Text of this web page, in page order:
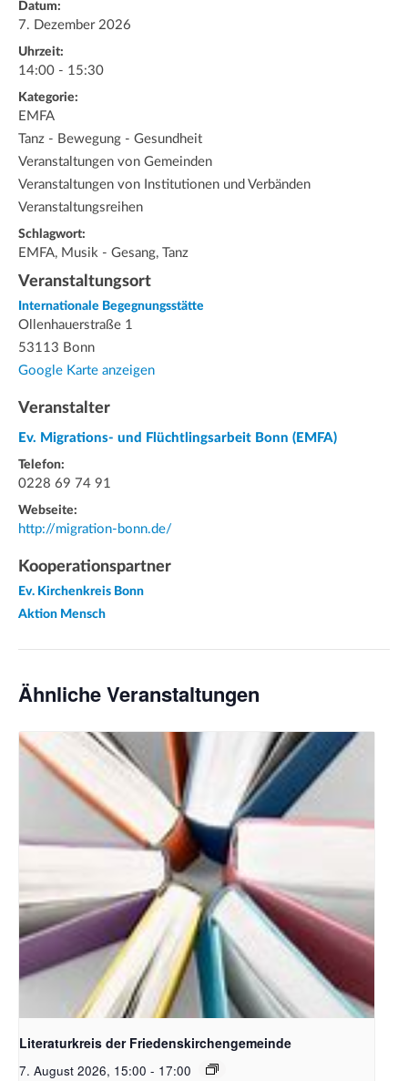
Datum:
7. Dezember 2026
Uhrzeit:
14:00 - 15:30
Kategorie:
EMFA
Tanz - Bewegung - Gesundheit
Veranstaltungen von Gemeinden
Veranstaltungen von Institutionen und Verbänden
Veranstaltungsreihen
Schlagwort:
EMFA, Musik - Gesang, Tanz
Veranstaltungsort
Internationale Begegnungsstätte
Ollenhauerstraße 1
53113 Bonn
Google Karte anzeigen
Veranstalter
Ev. Migrations- und Flüchtlingsarbeit Bonn (EMFA)
Telefon:
0228 69 74 91
Webseite:
http://migration-bonn.de/
Kooperationspartner
Ev. Kirchenkreis Bonn
Aktion Mensch
Ähnliche Veranstaltungen
Bildquelle Pixabay
Literaturkreis der Friedenskirchengemeinde
7. August 2026, 15:00 - 17:00